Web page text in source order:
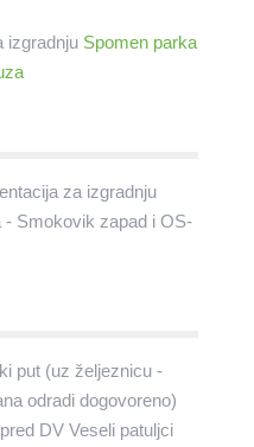
izgradnju Spomen parka
za izgradnju
Smokovik zapad i OS-
put (uz željeznicu -
odradi dogovoreno)
DV Veseli patuljci